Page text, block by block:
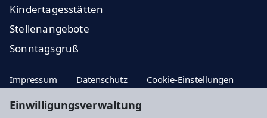
Einwilligungsverwaltung
Kindertagesstätten
Stellenangebote
Sonntagsgruß
Impressum Datenschutz Cookie-Einstellungen